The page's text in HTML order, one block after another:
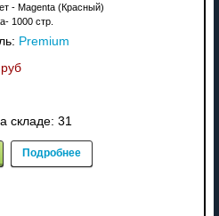
- Magenta (Красный)
1000 стр.
Premium
складе: 31
Подробнее